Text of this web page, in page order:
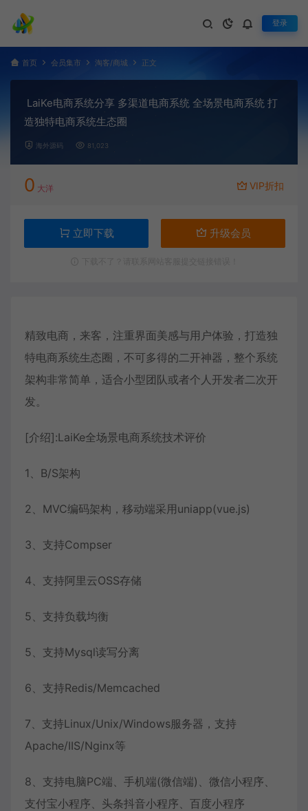
登录
首页 会员集市 淘客/商城 正文
LaiKe电商系统分享 多渠道电商系统 全场景电商系统 打
造独特电商系统生态圈
海外源码 81,023
0 大洋 VIP折扣
立即下载 升级会员
精致电商，来客，注重界面美感与用户体验，打造独
特电商系统生态圈 ，不可多得的二开神器，整个系统
架构非常简单，适合小型团队或者个人开发者二次开
发。
[介绍]:LaiKe全场景电商系统技术评价
1、B/S架构
2、MVC编码架构，移动端采用uniapp(vue.js)
3、支持Compser
4、支持阿里云OSS存储
5、支持负载均衡
5、支持Mysql读写分离
6、支持Redis/Memcached
7、支持Linux/Unix/Windows服务器，支持
Apache/IIS/Nginx等
8、支持电脑PC端、手机端(微信端)、微信小程序、
支付宝小程序、头条抖音小程序、百度小程序